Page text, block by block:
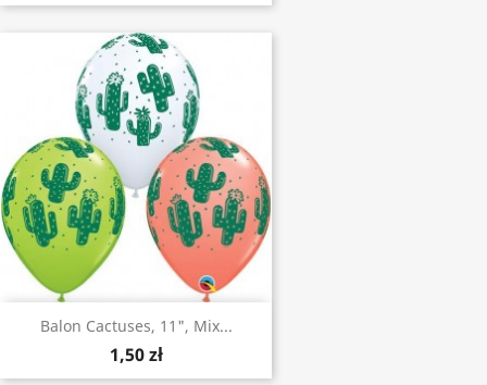
Balon Cactuses, 11", Mix...
1,50 zł